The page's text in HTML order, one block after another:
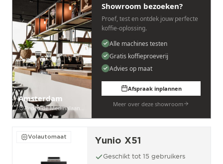
Amsterdam
Showroom bezoeken?
Proef, test en ontdek jouw perfecte
koffie-oplossing.
Alle machines testen
Gratis koffieproeverij
Advies op maat
Afspraak inplannen
Meer over deze showroom
Volautomaat Yunio X51
Geschikt tot 15 gebruikers